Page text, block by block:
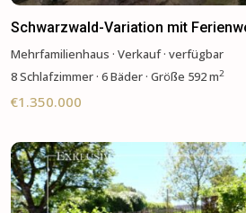
Schwarzwald-Variation mit
Mehrfamilienhaus · Verkauf· verfügbar
8Schlafzimmer· 6 Bäder· Größe 592 m2
€1.350.000